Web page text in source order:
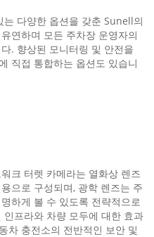
다양한 옵션을 갖춘 Sunell의
연하며 모든 주차장 운영자의
. 향상된 모니터링 및 안전을
직접 통합하는 옵션도 있습니
크 터렛 카메라는 열화상 렌즈
으로 구성되며, 광학 렌즈는 주
하게 볼 수 있도록 전략적으로
프라와 차량 모두에 대한 효과
차 충전소의 전반적인 보안 및